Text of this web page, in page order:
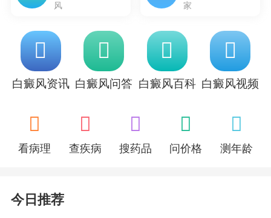
风
家
白癜风资讯 白癜风问答 白癜风百科 白癜风视频
看病理 查疾病 搜药品 问价格 测年龄
今日推荐